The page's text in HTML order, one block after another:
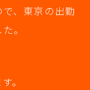
、東京の出勤
。
。